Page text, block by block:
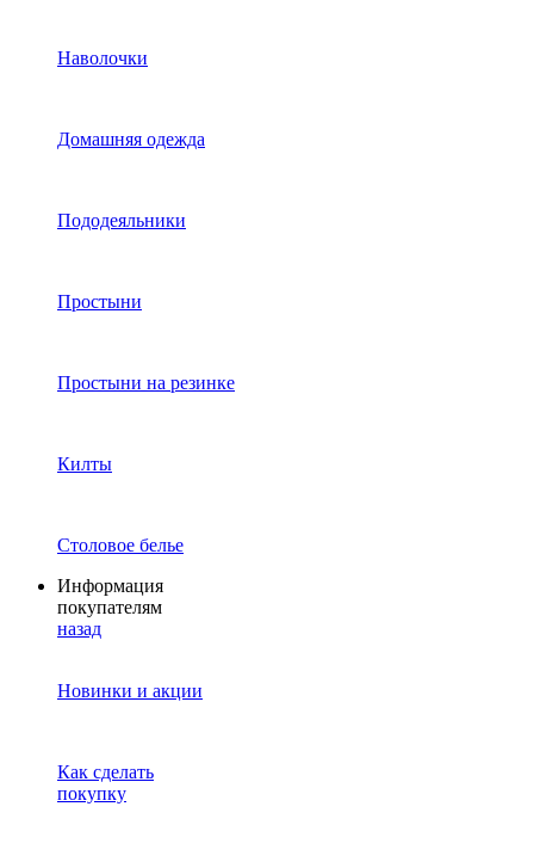
Наволочки
Домашняя одежда
Пододеяльники
Простыни
Простыни на резинке
Килты
Столовое белье
Информация
покупателям
назад
Новинки и акции
Как сделать
покупку